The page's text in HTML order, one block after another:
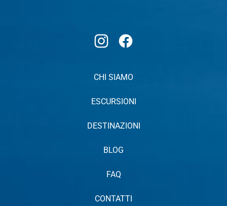
InstagramFacebook
CHI SIAMO
ESCURSIONI
DESTINAZIONI
BLOG
FAQ
CONTATTI